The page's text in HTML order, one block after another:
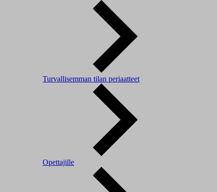
Turvallisemman tilan periaatteet
Opettajille